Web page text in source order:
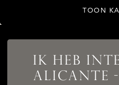
TOON
IK HEB
ALICANTE -